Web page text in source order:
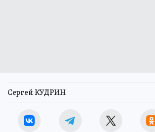
Сергей КУДРИН